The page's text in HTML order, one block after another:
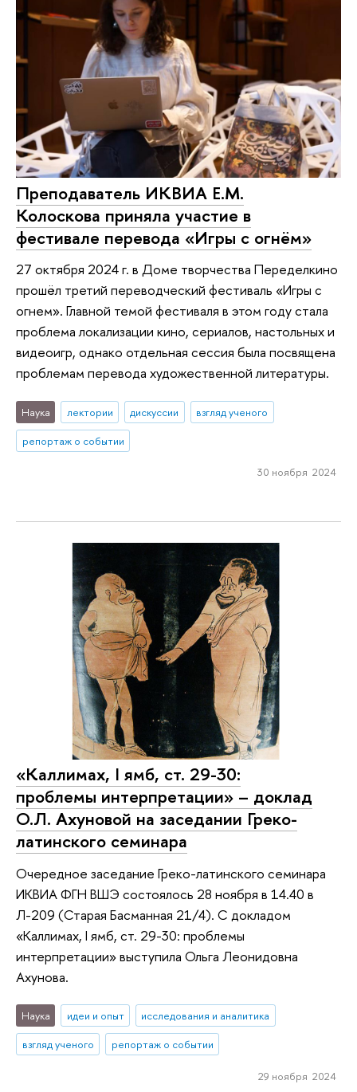
Преподаватель ИКВИА Е.М.
Колоскова приняла участие в
фестивале перевода «Игры с огнём»
27 октября 2024 г. в Доме творчества Переделкино
прошёл третий переводческий фестиваль «Игры с
огнем». Главной темой фестиваля в этом году стала
проблема локализации кино, сериалов, настольных и
видеоигр, однако отдельная сессия была посвящена
проблемам перевода художественной литературы.
Наука лектории дискуссии
взгляд ученого
репортаж о событии
30 ноября 2024
«Каллимах, I ямб, ст. 29-30:
проблемы интерпретации» – доклад
О.Л. Ахуновой на заседании Греко-
латинского семинара
Очередное заседание Греко-латинского семинара
ИКВИА ФГН ВШЭ состоялось 28 ноября в 14.40 в
Л-209 (Старая Басманная 21/4). С докладом
«Каллимах, I ямб, ст. 29-30: проблемы
интерпретации» выступила Ольга Леонидовна
Ахунова.
Наука идеи и опыт
исследования и аналитика
взгляд ученого
репортаж о событии
29 ноября 2024